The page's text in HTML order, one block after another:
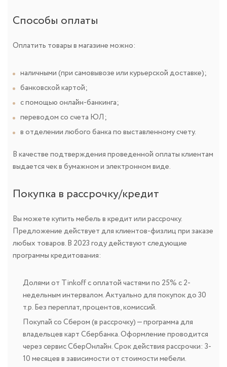
Способы оплаты
Оплатить товары в магазине можно:
наличными (при самовывозе или курьерской доставке);
банковской картой;
с помощью онлайн-банкинга;
переводом со счета ЮЛ;
в отделении любого банка по выставленному счету.
В качестве подтверждения проведенной оплаты клиентам
выдается чек в бумажном и электронном виде.
Покупка в рассрочку/кредит
Вы можете купить мебель в кредит или рассрочку.
Предложение действует для клиентов-физлиц при заказе
любых товаров. В 2023 году действуют следующие
программы кредитования:
Долями от Tinkoff с оплатой частями по 25% с 2-
недельным интервалом. Актуально для покупок до 30
т.р. Без переплат, процентов, комиссий.
Покупай со Сбером (в рассрочку) — программа для
владельцев карт Сбербанка. Оформление проводится
через сервис СберОнлайн. Срок действия рассрочки: 3-
10 месяцев в зависимости от стоимости мебели.